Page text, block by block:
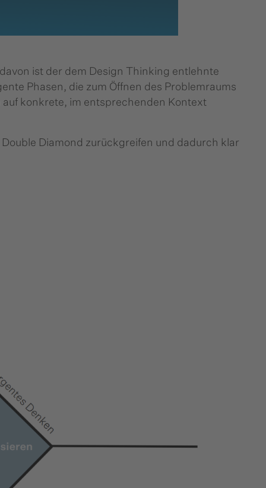
ist der dem Design Thinking entlehnte
Phasen, die zum Öffnen des Problemraums
konkrete, im entsprechenden Kontext
Diamond zurückgreifen und dadurch klar